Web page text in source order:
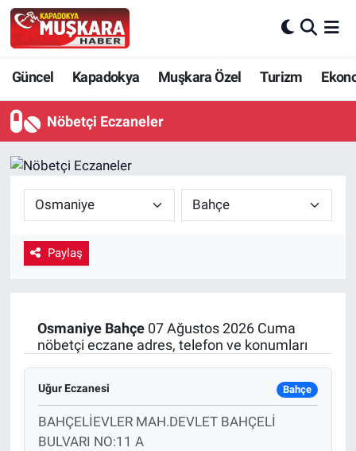
Güncel Kapadokya Muşkara Özel Turizm
Nöbetçi Eczaneler
Paylaş
Osmaniye Bahçe07 Ağustos 2026 Cuma
nöbetçi eczane adres, telefon ve konumları
Uğur Eczanesi Bahçe
BAHÇELİEVLER MAH.DEVLET BAHÇELİ
BULVARI NO:11 A
Güncel
SEÇİM
Ekonomi
Kapadokya
Kültür - Sanat
Yaşam
VEFATLAR
Nevşehir Hava Durumu
Nevşehir Trafik Yoğunluk Haritası
Tüm Manşetler
Son Dakika Haberleri